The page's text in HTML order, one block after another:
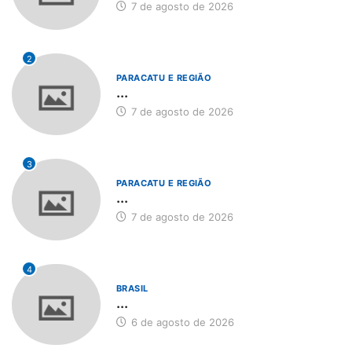
7 de agosto de 2026
2
PARACATU E REGIÃO
...
7 de agosto de 2026
3
PARACATU E REGIÃO
...
7 de agosto de 2026
4
BRASIL
...
6 de agosto de 2026